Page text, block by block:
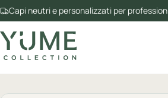
Capi neutri e personalizzati per